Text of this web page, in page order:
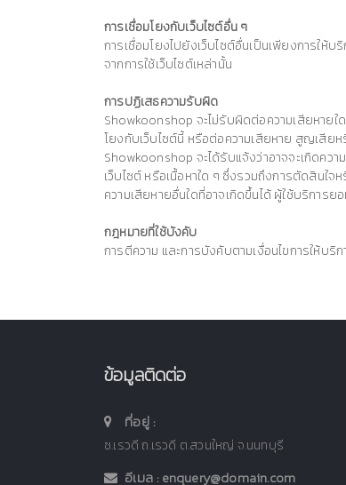
การเชื่อมโยงกับเว็บไซต์อื่น ๆ
การเชื่อมโยงไปยังเว็บไซต์อื่นเป็นเพียงการให้
จากการใช้เว็บไซต์เหล่านั้น
การปฏิเสธความรับผิด
Showkoonshop จะไม่รับผิดต่อความเสียหายใ
โยงกับเว็บไซต์นี้ หรือต่อความเสียหาย สูญเสีย
Showkoonshop จะได้รับแจ้งว่าอาจจะเกิดค
เว็บไซต์ หรือเนื้อหาใด ๆ ซึ่งรวมถึงการตัดสินใจ
ความเสียหายอื่นใดที่อาจเกิดขึ้นได้ ผู้ใช้บริการ
กฎหมายที่ใช้บังคับ
การตีความ และการบังคับตามเงื่อนไขการให้บริ
ข้อมูลติดต่อ
ที่อยู่ :
ซ.เรวดี ถ.เรวดี ต.สวนใหญ่ จ.นนทบุรี
อีเมล :enquery@domain.com